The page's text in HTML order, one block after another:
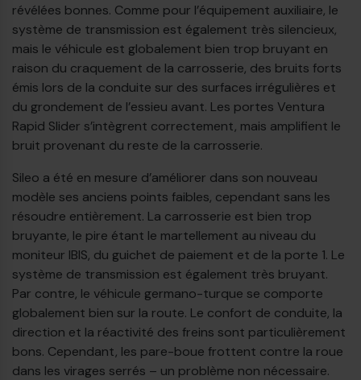
révélées bonnes. Comme pour l’équipement auxiliaire, le
système de transmission est également très silencieux,
mais le véhicule est globalement bien trop bruyant en
raison du craquement de la carrosserie, des bruits forts
émis lors de la conduite sur des surfaces irrégulières et
du grondement de l’essieu avant. Les portes Ventura
Rapid Slider s’intègrent correctement, mais amplifient le
bruit provenant du reste de la carrosserie.
Sileo a été en mesure d’améliorer dans son nouveau
modèle ses anciens points faibles, cependant sans les
résoudre entièrement. La carrosserie est bien trop
bruyante, le pire étant le martellement au niveau du
moniteur IBIS, du guichet de paiement et de la porte 1. Le
système de transmission est également très bruyant.
Par contre, le véhicule germano-turque se comporte
globalement bien sur la route. Le confort de conduite, la
direction et la réactivité des freins sont particulièrement
bons. Cependant, les pare-boue frottent contre la roue
dans les virages serrés – un problème non nécessaire.